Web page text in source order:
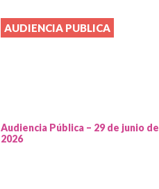
AUDIENCIA PUBLICA
Audiencia Pública – 29 de junio de
2026